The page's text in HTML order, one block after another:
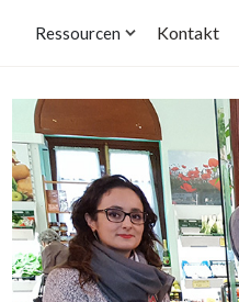
Ressourcen Kontakt